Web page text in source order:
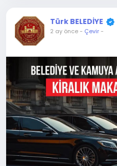
Türk BELEDİYE
2 ay önce- Çevir-